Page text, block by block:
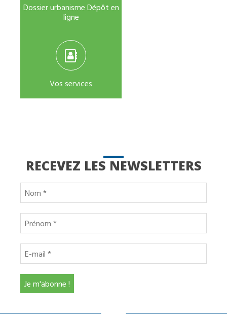
Dossier urbanisme Dépôt en
ligne
Vos services
RECEVEZ LES NEWSLETTERS